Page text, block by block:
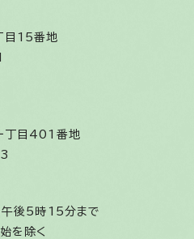
目15番地
丁目401番地
後5時15分まで
を除く